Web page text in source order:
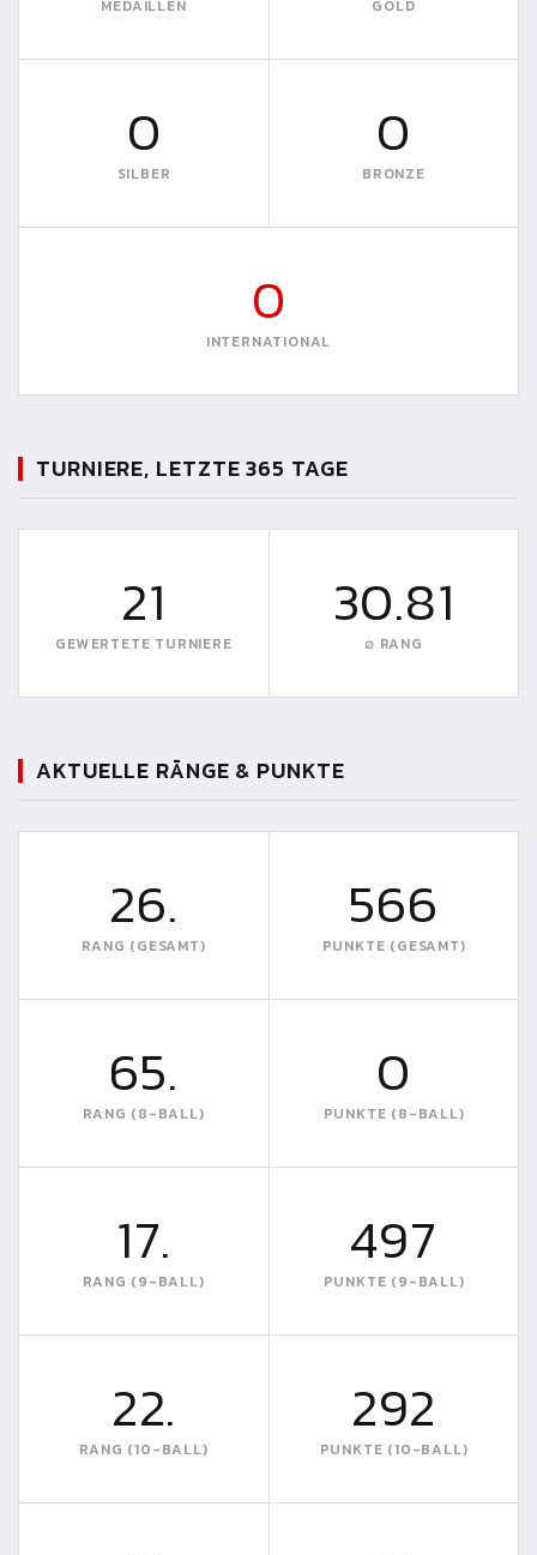
MEDAILLEN GOLD
0
SILBER
0
BRONZE
0
INTERNATIONAL
TURNIERE, LETZTE 365 TAGE
21
GEWERTETE TURNIERE
30.81
∅ RANG
AKTUELLE RÄNGE & PUNKTE
26.
RANG (GESAMT)
566
PUNKTE (GESAMT)
65.
RANG (8-BALL)
0
PUNKTE (8-BALL)
17.
RANG (9-BALL)
497
PUNKTE (9-BALL)
22.
RANG (10-BALL)
292
PUNKTE (10-BALL)